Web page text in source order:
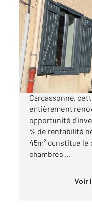
CARCASSONNE 11
130 m2, 8 pièces
Ref : 29443
Maison à
196
Nichée dans un
Carcassonne,
entièrement
opportunité
% de rentabilité
45m² constitue
chambres ...